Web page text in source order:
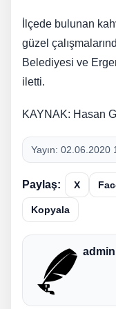
İlçede bulunan
güzel
Belediyesi ve
iletti.
KAYNAK: Hasan
Yayın: 02.06.2020
Paylaş: X
Kopyala
admin